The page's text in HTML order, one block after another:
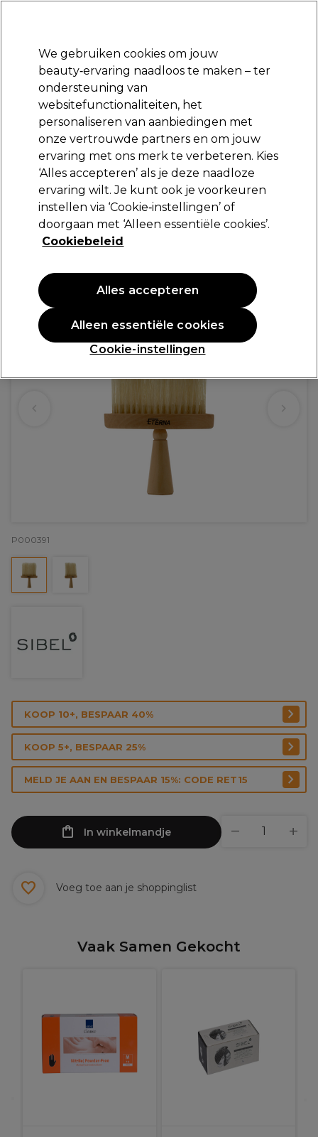
Aanmelden
Merken Deals Haar Elektra
Volgende dag geleverd*
Na verzending, maandag t/m vrijdag
Sibel Nekkwast Hout
8,49 €
PROMOTIE
P000391
KOOP 10+, BESPAAR 40%
KOOP 5+, BESPAAR 25%
MELD JE AAN EN BESPAAR 15%: CODE RET15
In winkelmandje
Voeg toe aan je shoppinglist
Vaak Samen Gekocht
We gebruiken cookies om jouw
beauty‑ervaring naadloos te maken – ter
ondersteuning van
websitefunctionaliteiten, het
personaliseren van aanbiedingen met
onze vertrouwde partners en om jouw
ervaring met ons merk te verbeteren. Kies
‘Alles accepteren’ als je deze naadloze
ervaring wilt. Je kunt ook je voorkeuren
instellen via ‘Cookie‑instellingen’ of
doorgaan met ‘Alleen essentiële cookies’.
Cookiebeleid
Cookie-instellingen
Alleen essentiële cookies
Alles accepteren